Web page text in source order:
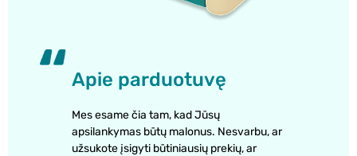
Apie parduotuvę
Mes esame čia tam, kad Jūsų
apsilankymas būtų malonus. Nesvarbu, ar
užsukote įsigyti būtiniausių prekių, ar